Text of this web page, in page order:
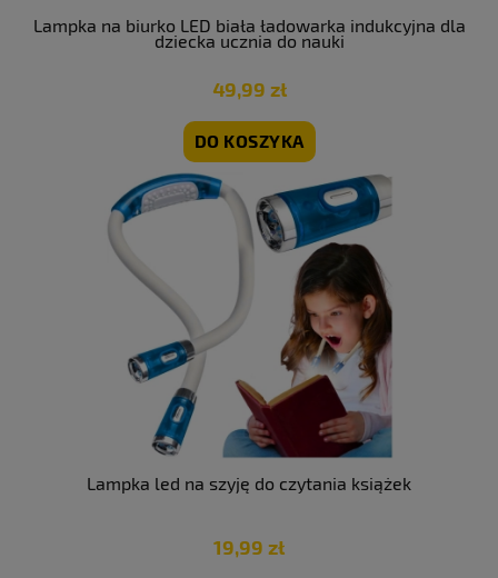
Lampka na biurko LED biała ładowarka indukcyjna dla
dziecka ucznia do nauki
49,99 zł
DO KOSZYKA
Lampka led na szyję do czytania książek
19,99 zł